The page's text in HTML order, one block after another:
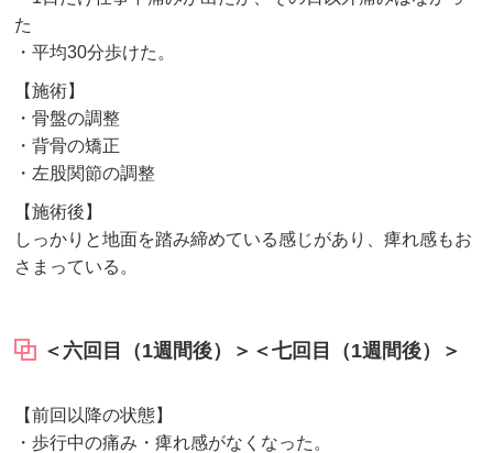
た
・平均30分歩けた。
【施術】
・骨盤の調整
・背骨の矯正
・左股関節の調整
【施術後】
しっかりと地面を踏み締めている感じがあり、痺れ感もお
さまっている。
＜六回目（1週間後）＞＜七回目（1週間後）＞
【前回以降の状態】
・歩行中の痛み・痺れ感がなくなった。